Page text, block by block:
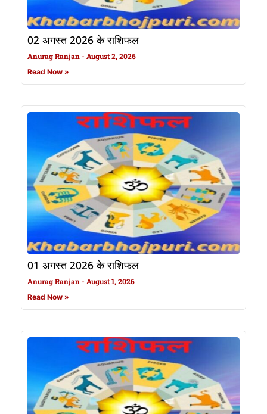
02 अगस्त 2026 के राशिफल
Anurag Ranjan August 2, 2026
Read Now »
01 अगस्त 2026 के राशिफल
Anurag Ranjan August 1, 2026
Read Now »